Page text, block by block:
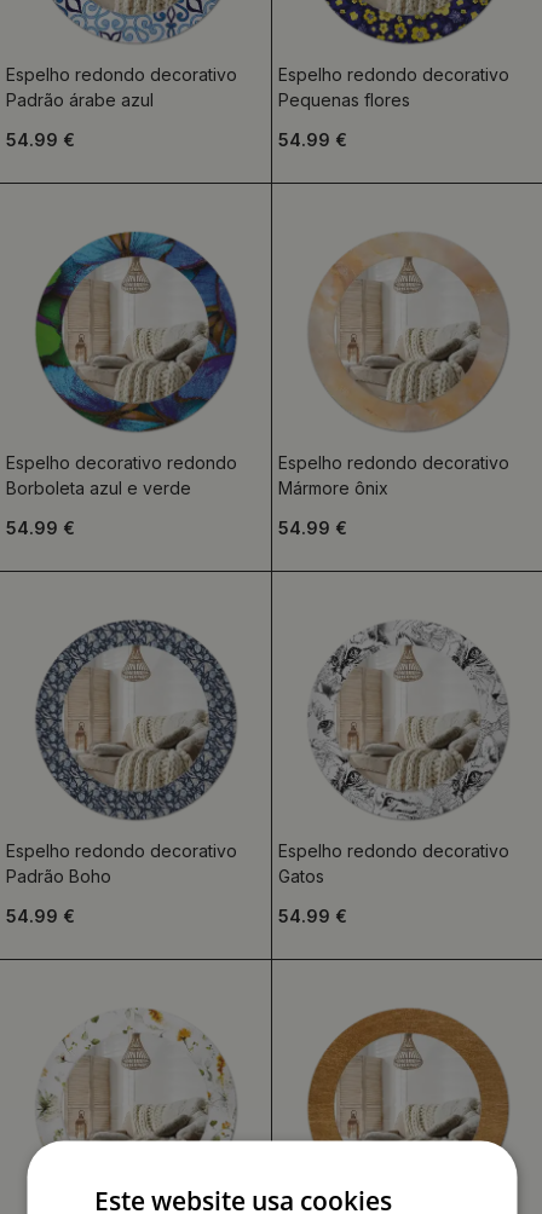
Espelho redondo decorativo
Padrão árabe azul
54.99 €
Espelho redondo decorativo
Pequenas flores
54.99 €
Espelho decorativo redondo
Borboleta azul e verde
54.99 €
Espelho redondo decorativo
Mármore ônix
54.99 €
Espelho redondo decorativo
Padrão Boho
54.99 €
Espelho redondo decorativo
Gatos
54.99 €
Este website usa cookies